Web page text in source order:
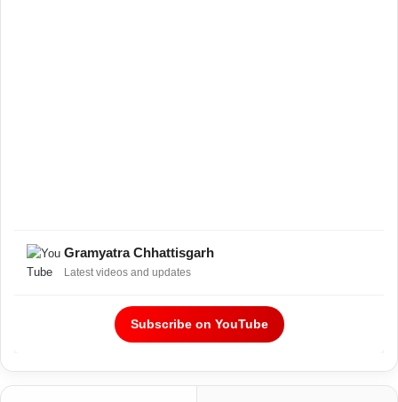
Gramyatra Chhattisgarh
Latest videos and updates
Subscribe on YouTube